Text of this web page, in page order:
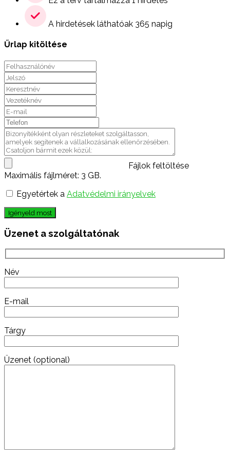
A hirdetések láthatóak 365 napig
Űrlap kitöltése
Fájlok feltöltése
Maximális fájlméret: 3 GB.
Egyetértek a Adatvédelmi irányelvek
Igényeld most
Üzenet a szolgáltatónak
Név
E-mail
Tárgy
Üzenet (optional)